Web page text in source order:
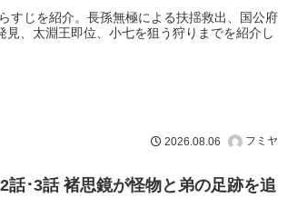
すじを紹介。長孫無極による扶揺救出、国公府
見、太淵王即位、小七を狙う狩りまでを紹介し
2026.08.06 フミヤ
話･3話 褚思鏡が怪物と弟の足跡を追